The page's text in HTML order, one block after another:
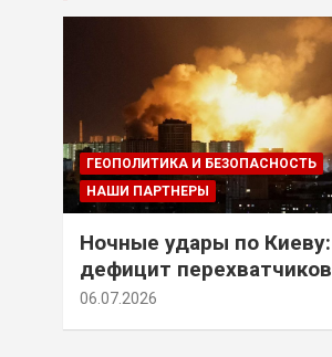
ГЕОПОЛИТИКА И БЕЗОПАСНОСТЬ
НАШИ ПАРТНЕРЫ
Ночные удары по Киеву:
дефицит перехватчиков
Patriot и оборонительные
06.07.2026